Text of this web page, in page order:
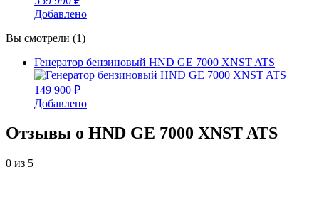
Добавлено
Вы смотрели (1)
Генератор бензиновый HND GE 7000 XNST ATS
149 900 ₽
Добавлено
Отзывы о HND GE 7000 XNST ATS
0 из 5